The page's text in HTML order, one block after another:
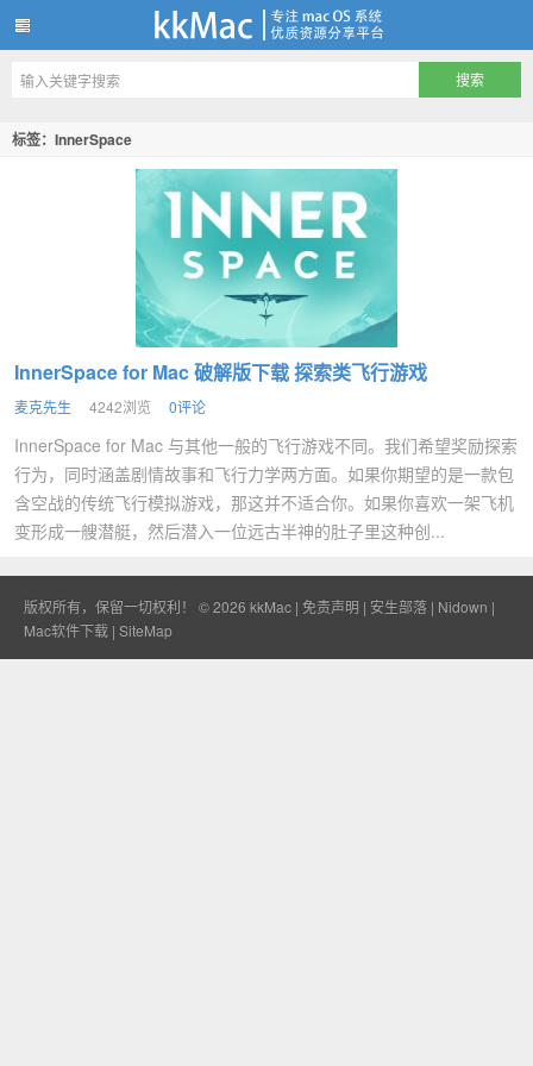
kkMac
标签：InnerSpace
InnerSpace for Mac 破解版下载 探索类飞行游戏
麦克先生 4242浏览 0评论
InnerSpace for Mac 与其他一般的飞行游戏不同。我们希望奖励探索
行为，同时涵盖剧情故事和飞行力学两方面。如果你期望的是一款包
含空战的传统飞行模拟游戏，那这并不适合你。如果你喜欢一架飞机
变形成一艘潜艇，然后潜入一位远古半神的肚子里这种创...
版权所有，保留一切权利！ © 2026 kkMac | 免责声明 | 安生部落 | Nidown |
Mac软件下载 | SiteMap